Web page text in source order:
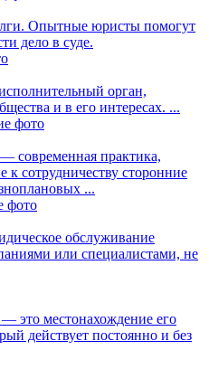
Опытные юристы помогут
дело в суде.
орган,
и в его интересах. ...
современная практика,
сотрудничеству сторонние
...
обслуживание
или специалистами, не
это местонахождение его
действует постоянно и без